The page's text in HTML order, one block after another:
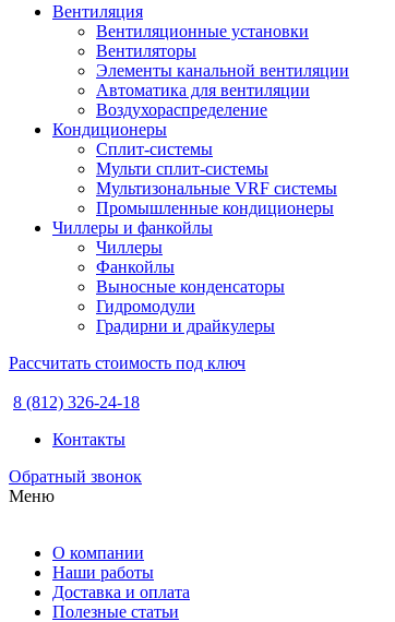
Вентиляция
Вентиляционные установки
Вентиляторы
Элементы канальной вентиляции
Автоматика для вентиляции
Воздухораспределение
Кондиционеры
Сплит-системы
Мульти сплит-системы
Мультизональные VRF системы
Промышленные кондиционеры
Чиллеры и фанкойлы
Чиллеры
Фанкойлы
Выносные конденсаторы
Гидромодули
Градирни и драйкулеры
Рассчитать стоимость под ключ
8 (812) 326-24-18
Контакты
Обратный звонок
Меню
О компании
Наши работы
Доставка и оплата
Полезные статьи